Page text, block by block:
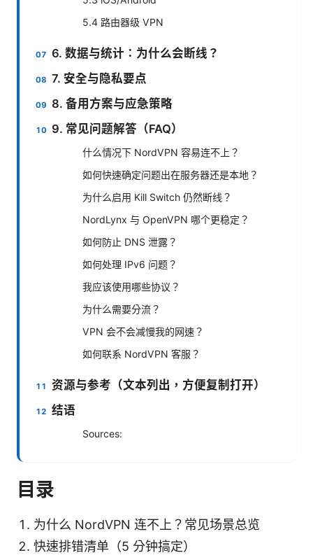
5.4 路由器级 VPN
6. 数据与统计：为什么会断线？
7. 安全与隐私要点
8. 备用方案与应急策略
9. 常见问题解答（FAQ）
什么情况下 NordVPN 容易连不上？
如何快速确定问题出在服务器还是本地？
为什么启用 Kill Switch 仍然断线？
NordLynx 与 OpenVPN 哪个更稳定？
如何防止 DNS 泄露？
如何处理 IPv6 问题？
我应该使用哪些协议？
为什么需要分流？
VPN 会不会减慢我的网速？
如何联系 NordVPN 客服？
资源与参考（文本列出，方便复制打开）
结语
Sources:
目录
为什么 NordVPN 连不上？常见场景总览
快速排错清单（5 分钟搞定）